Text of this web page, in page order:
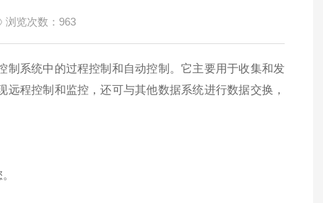
浏览次数：963
系统中的过程控制和自动控制。它主要用于收集和发
程控制和监控，还可与其他数据系统进行数据交换，